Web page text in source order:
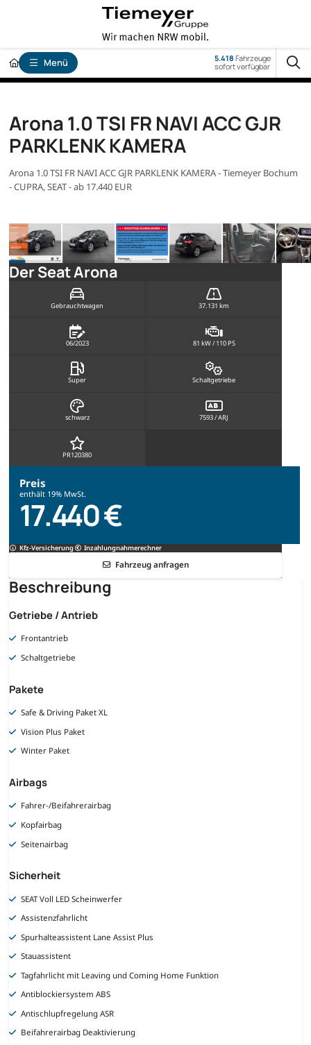
Menü 5.418 Fahrzeuge
sofort verfügbar
Arona 1.0 TSI FR NAVI ACC GJR
PARKLENK KAMERA
Arona 1.0 TSI FR NAVI ACC GJR PARKLENK KAMERA - Tiemeyer Bochum
- CUPRA, SEAT - ab 17.440 EUR
Der Seat Arona
Gebrauchtwagen 37.131 km
06/2023 81 kW / 110 PS
Super Schaltgetriebe
schwarz 7593 / ARJ
PR120380
Preis
enthält 19% MwSt.
17.440 €
Kfz-Versicherung Inzahlungnahmerechner
Fahrzeug anfragen
Beschreibung
Getriebe / Antrieb
Frontantrieb
Schaltgetriebe
Pakete
Safe & Driving Paket XL
Vision Plus Paket
Winter Paket
Airbags
Fahrer-/Beifahrerairbag
Kopfairbag
Seitenairbag
Sicherheit
SEAT Voll LED Scheinwerfer
Assistenzfahrlicht
Spurhalteassistent Lane Assist Plus
Stauassistent
Tagfahrlicht mit Leaving und Coming Home Funktion
Antiblockiersystem ABS
Antischlupfregelung ASR
Beifahrerairbag Deaktivierung